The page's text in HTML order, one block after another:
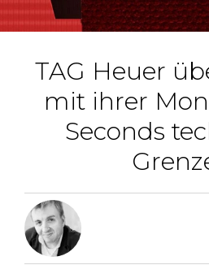
TAG Heuer
mit ihrer
Seconds